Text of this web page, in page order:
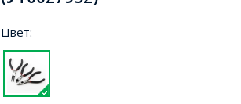
Цвет: